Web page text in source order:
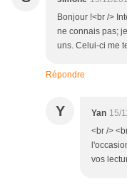
Bonjour !<br />
ne connais pas;
uns. Celui-ci me
Répondre
Y Yan 15/
<br />
vos